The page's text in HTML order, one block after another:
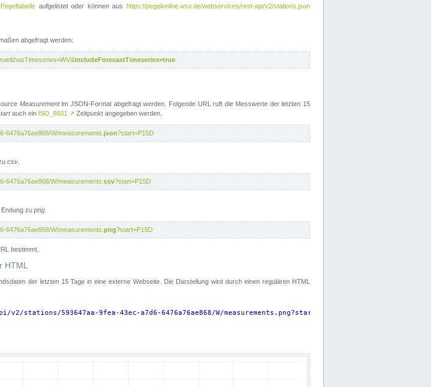
Pegeltabelleaufgelistet oder können aushttps://pegelonline.wsv.de/webservices/rest-api/v2/stations.json
abgefragt werden:
includeForecastTimeseries=true
Measurementim JSON-Format abgefragt werden. Folgende URL ruft die Messwerte der letzten 15
auch ein ISO_8601 ↗ Zeitpunkt angegeben werden.
6476a76ae868/W/measurements. json?start=P15D
csv
6476a76ae868/W/measurements. csv?start=P15D
zu png
6476a76ae868/W/measurements. png?start=P15D
bestimmt.
HTML
der letzten 15 Tage in eine externe Webseite. Die Darstellung wird durch einen regulären HTML
593647aa-9fea-43ec-a7d6-6476a76ae868/W/measurements.png?start=P15D&width=925&height=220